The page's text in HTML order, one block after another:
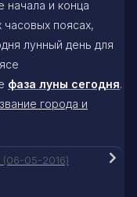
начала и конца
часовых поясах,
лунный день для
фаза луны сегодня.
города и
(06-05-2016)